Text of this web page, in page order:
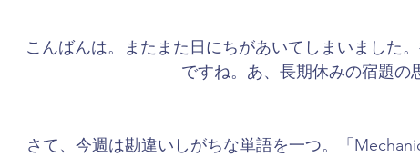
こんばんは。またまた日にちがあいてしまいました
ですね。あ、長期休みの宿題の
さて、今週は勘違いしがちな単語を一つ。「